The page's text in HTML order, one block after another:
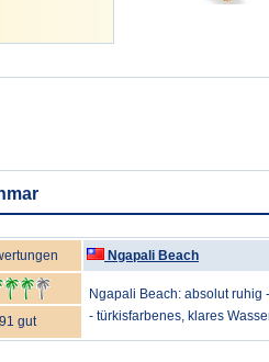
Ngapali Beach
Ngapali Beach: absolut ruhig
- türkisfarbenes, klares
gut